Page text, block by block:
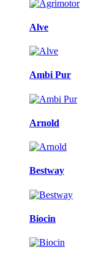
Alve
Ambi Pur
Arnold
Bestway
Biocin